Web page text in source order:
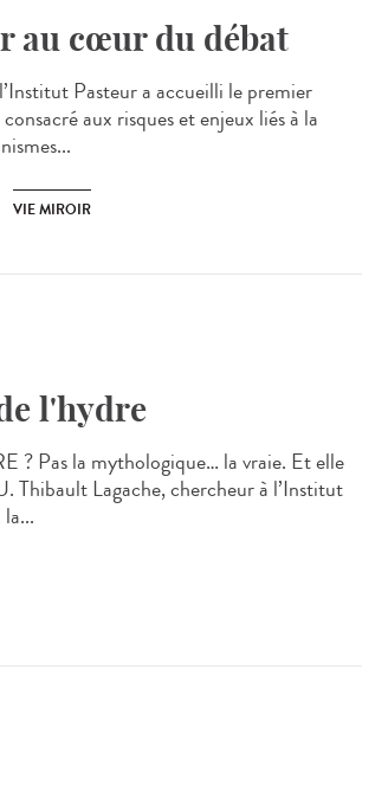
au cœur du débat
Pasteur a accueilli le premier
aux risques et enjeux liés à la
VIE MIROIR
l'hydre
? Pas la mythologique… la vraie. Et elle
Thibault Lagache, chercheur à l’Institut